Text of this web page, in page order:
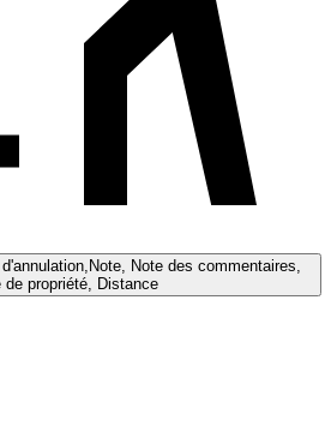
Note des commentaires,
de propriété, Distance